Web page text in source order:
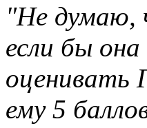
"Не думаю,
если бы
оценивать
ему 5